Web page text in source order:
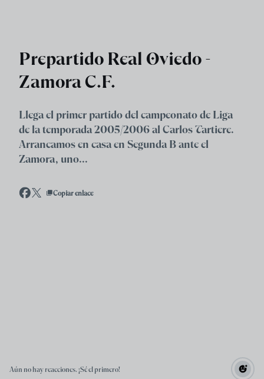
Prepartido Real Oviedo -
Zamora C.F.
Llega el primer partido del campeonato de Liga
de la temporada 2005/2006 al Carlos Tartiere.
Arrancamos en casa en Segunda B ante el
Zamora, uno...
Copiar enlace
Aún no hay reacciones. ¡Sé el primero!